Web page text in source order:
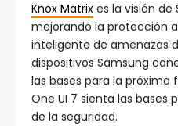
Knox Matrix es la visión
mejorando la protección
inteligente de amenazas
dispositivos Samsung
las bases para la próxima
One UI 7 sienta las bases
de la seguridad.